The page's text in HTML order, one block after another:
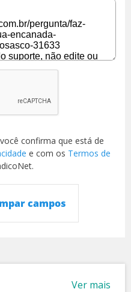
confirma que está de
e com os Termos de
campos
Ver mais